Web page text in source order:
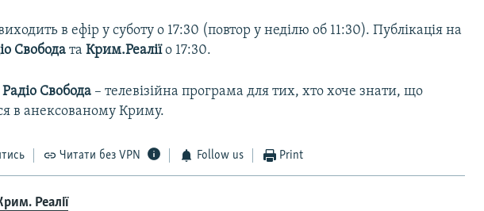
в ефір у суботу о 17:30 (повтор у неділю об 11:30). Публікація на
Свобода таКрим.Реаліїо 17:30.
Радiо Свобода – телевізійна програма для тих, хто хоче знати, що
в анексованому Криму.
Читати без VPN Follow us Print
Реалії